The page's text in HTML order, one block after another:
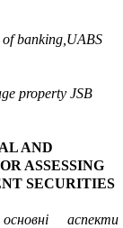
ofbanking,UABS
property JSB
AND
ASSESSING
SECURITIES
аспекти